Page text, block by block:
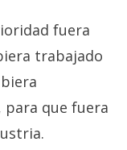
fuera
trabajado
para que fuera